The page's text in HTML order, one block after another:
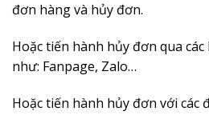
đơn hàng và hủy đơn.
Hoặc tiến hành hủy đơn qua
như: Fanpage, Zalo…
Hoặc tiến hành hủy đơn với các